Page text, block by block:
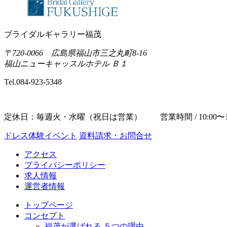
ブライダルギャラリー福茂
〒720-0066 広島県福山市三之丸町8-16
福山ニューキャッスルホテル Ｂ１
Tel.084-923-5348
定休日：毎週火・水曜（祝日は営業） 営業時間 / 10:00〜
ドレス体験イベント 資料請求・お問合せ
アクセス
プライバシーポリシー
求人情報
運営者情報
トップページ
コンセプト